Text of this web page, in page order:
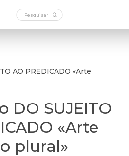
AO PREDICADO «Arte
DO SUJEITO
«Arte
plural»